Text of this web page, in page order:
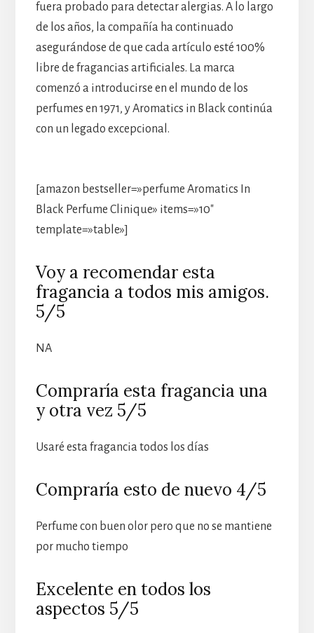
fuera probado para detectar alergias. A lo largo
de los años, la compañía ha continuado
asegurándose de que cada artículo esté 100%
libre de fragancias artificiales. La marca
comenzó a introducirse en el mundo de los
perfumes en 1971, y Aromatics in Black continúa
con un legado excepcional.
[amazon bestseller=»perfume Aromatics In
Black Perfume Clinique» items=»10″
template=»table»]
Voy a recomendar esta
fragancia a todos mis amigos.
5/5
NA
Compraría esta fragancia una
y otra vez 5/5
Usaré esta fragancia todos los días
Compraría esto de nuevo 4/5
Perfume con buen olor pero que no se mantiene
por mucho tiempo
Excelente en todos los
aspectos 5/5